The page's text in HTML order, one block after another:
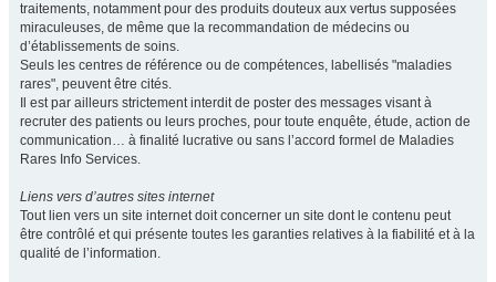
traitements, notamment pour des produits douteux aux vertus supposées
miraculeuses, de même que la recommandation de médecins ou
d’établissements de soins.
Seuls les centres de référence ou de compétences, labellisés "maladies
rares", peuvent être cités.
Il est par ailleurs strictement interdit de poster des messages visant à
recruter des patients ou leurs proches, pour toute enquête, étude, action de
communication… à finalité lucrative ou sans l’accord formel de Maladies
Rares Info Services.
Liens vers d’autres sites internet
Tout lien vers un site internet doit concerner un site dont le contenu peut
être contrôlé et qui présente toutes les garanties relatives à la fiabilité et à la
qualité de l’information.